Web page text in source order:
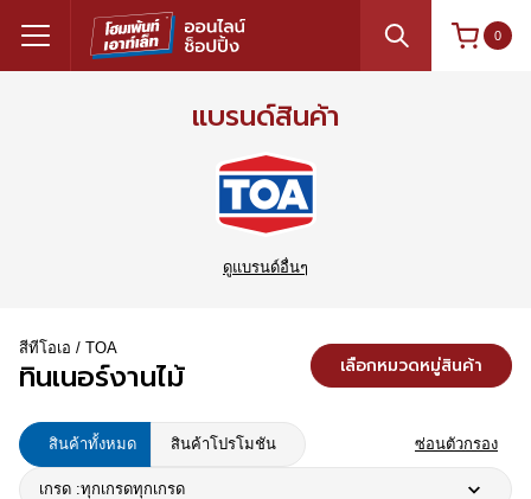
0
แบรนด์สินค้า
ดูแบรนด์อื่นๆ
สีทีโอเอ / TOA
ทินเนอร์งานไม้ เลือกหมวดหมู่สินค้า
สินค้าทั้งหมด สินค้าโปรโมชัน ซ่อนตัวกรอง
เกรด :ทุกเกรดทุกเกรด